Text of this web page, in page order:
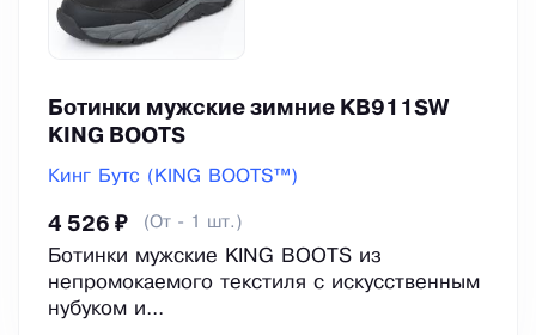
Ботинки мужские зимние KB911SW
KING BOOTS
Кинг Бутс (KING BOOTS™)
4 526 ₽ (От - 1 шт.)
Ботинки мужские KING BOOTS из
непромокаемого текстиля с искусственным
нубуком и...